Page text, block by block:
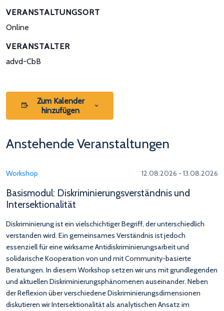
VERANSTALTUNGSORT
Online
VERANSTALTER
advd-CbB
Zum Kalender
hinzufügen
Anstehende Veranstaltungen
Workshop 12.08.2026 - 13.08.2026
Basismodul: Diskriminierungsverständnis und
Intersektionalität
Diskriminierung ist ein vielschichtiger Begriff, der unterschiedlich
verstanden wird. Ein gemeinsames Verständnis ist jedoch
essenziell für eine wirksame Antidiskriminierungsarbeit und
solidarische Kooperation von und mit Community-basierte
Beratungen. In diesem Workshop setzen wir uns mit grundlegenden
und aktuellen Diskriminierungsphänomenen auseinander. Neben
der Reflexion über verschiedene Diskriminierungsdimensionen
diskutieren wir Intersektionalität als analytischen Ansatz im